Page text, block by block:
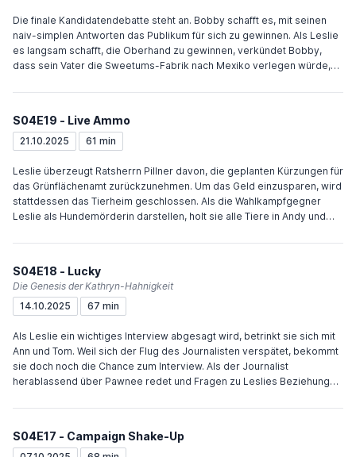
geben. Tom, Donna und Ron versuchen ihn umzustimmen. Erst
nachdem Donna einen Auffahrunfall fingiert, bekommen sie die Autos.
Die finale Kandidatendebatte steht an. Bobby schafft es, mit seinen
naiv-simplen Antworten das Publikum für sich zu gewinnen. Als Leslie
es langsam schafft, die Oberhand zu gewinnen, verkündet Bobby,
dass sein Vater die Sweetums-Fabrik nach Mexiko verlegen würde,
emotionalen Schlussstatement das Publikum und Bobby zu
für Großspender. Weil Andy die Kabel-Rechnung nicht bezahlt hat,
können die Gäste die Debatte nicht verfolgen. Andy unterhält die
Schlussstatement das Kabelnetz anzapft. Ann hat sich scheinbar
endgültig von Tom getrennt. Chris versucht daraufhin, sie
zurückzugewinnen, doch Ann lehnt sein Angebot nach kurzer
Bedenkzeit ab.
S04E19 - Live Ammo
21.10.2025 61 min
Leslie überzeugt Ratsherrn Pillner davon, die geplanten Kürzungen für
das Grünflächenamt zurückzunehmen. Um das Geld einzusparen, wird
stattdessen das Tierheim geschlossen. Als die Wahlkampfgegner
Leslie als Hundemörderin darstellen, holt sie alle Tiere in Andy und
mehr Tiere als zuvor. Leslies alternative Kürzungspläne würden dazu
Jennifer Barkley davon, das Tierheim als PR-Stunt mit Bobbys
Vermögen zu retten. Ann behält ihren Job und das Amt sein Budget.
Chris will Ron zu seinem Stellvertreter machen und bringt ihn dazu, mit
ihn bei einem Wahlsieg ersetzen würde und er die Stelle nicht zu
vergeben hätte.
S04E18 - Lucky
Die Genesis der Kathryn-Hahnigkeit
14.10.2025
67 min
Als Leslie ein wichtiges Interview abgesagt wird, betrinkt sie sich mit
Ann und Tom. Weil sich der Flug des Journalisten verspätet, bekommt
sie doch noch die Chance zum Interview. Als der Journalist
herablassend über Pawnee redet und Fragen zu Leslies Beziehung
Interview ab. Um die Ausstrahlung zu verhindern, fahren alle den
samt Gepäck (absichtlich) vom Flughafen verlegt wurde. Nach Andys
S04E17 - Campaign Shake-Up